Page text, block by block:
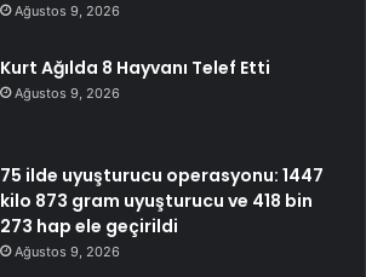
Ağustos 9, 2026
Kurt Ağılda 8 Hayvanı Telef Etti
Ağustos 9, 2026
75 ilde uyuşturucu operasyonu: 1447
kilo 873 gram uyuşturucu ve 418 bin
273 hap ele geçirildi
Ağustos 9, 2026